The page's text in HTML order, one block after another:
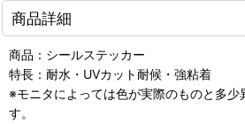
商品詳細
商品：シールステッカー
特長：耐水・UVカット耐候・強粘着
※モニタによっては色が実際のものと多少
す。